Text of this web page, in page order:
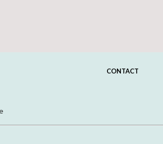
CONTACT